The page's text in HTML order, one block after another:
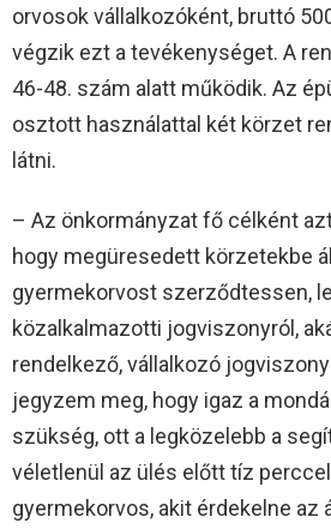
orvosok vállalkozóként, bruttó
végzik ezt a tevékenységet. A
46-48. szám alatt működik. Az
osztott használattal két körzet
látni.
– Az önkormányzat fő célként
hogy megüresedett körzetekbe
gyermekorvost szerződtessen,
közalkalmazotti jogviszonyról,
rendelkező, vállalkozó
jegyzem meg, hogy igaz a
szükség, ott a legközelebb a
véletlenül az ülés előtt tíz
gyermekorvos, akit érdekelne az